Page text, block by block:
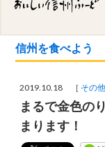
信州を食べよう
2019.10.18 ［ その他
まるで金色の
まります！